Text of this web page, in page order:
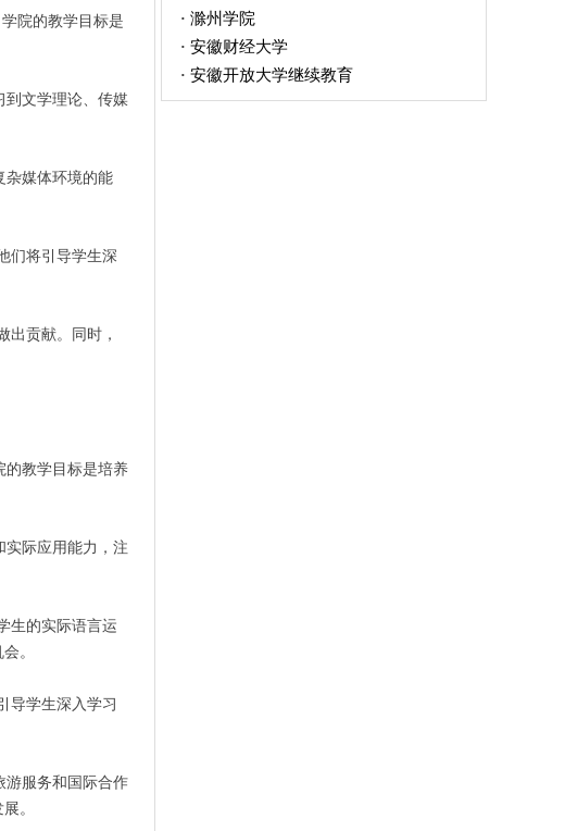
院的教学目标是
到文学理论、传媒
杂媒体环境的能
们将引导学生深
贡献。同时，
的教学目标是培养
际应用能力，注
生的实际语言运
。
导学生深入学习
游服务和国际合作
。
· 滁州学院
· 安徽财经大学
· 安徽开放大学继续教育